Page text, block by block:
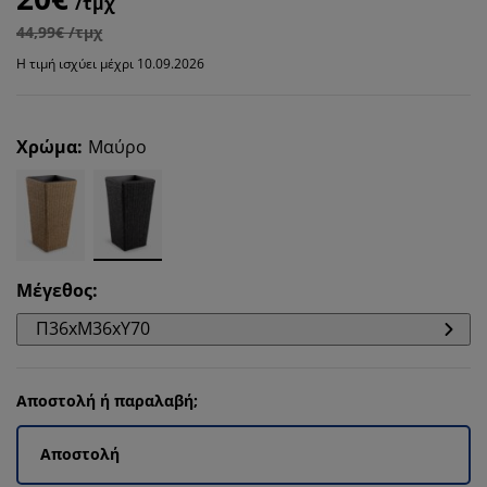
44,99€ /τμχ
Η τιμή ισχύει μέχρι 10.09.2026
Χρώμα: Μαύρο
Μέγεθος:
Π36xΜ36xΥ70
Αποστολή ή παραλαβή;
Αποστολή